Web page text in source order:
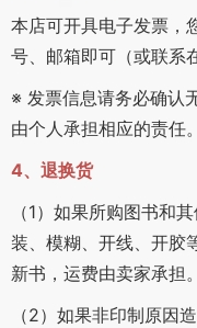
本店可开具电子发票，
号、邮箱即可（或联系
※ 发票信息请务必确认
由个人承担相应的责任。
4、退换货
（1）如果所购图书和
装、模糊、开线、开胶
新书，运费由卖家承担。
（2）如果非印制原因